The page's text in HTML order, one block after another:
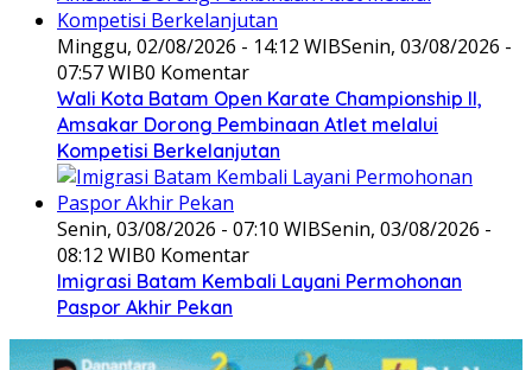
Minggu, 02/08/2026 - 14:12 WIBSenin, 03/08/2026 -
07:57 WIB0 Komentar
Wali Kota Batam Open Karate Championship II,
Amsakar Dorong Pembinaan Atlet melalui
Kompetisi Berkelanjutan
Senin, 03/08/2026 - 07:10 WIBSenin, 03/08/2026 -
08:12 WIB0 Komentar
Imigrasi Batam Kembali Layani Permohonan
Paspor Akhir Pekan